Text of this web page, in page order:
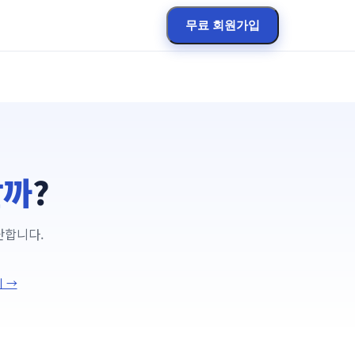
무료 회원가입
?
합니다.
→